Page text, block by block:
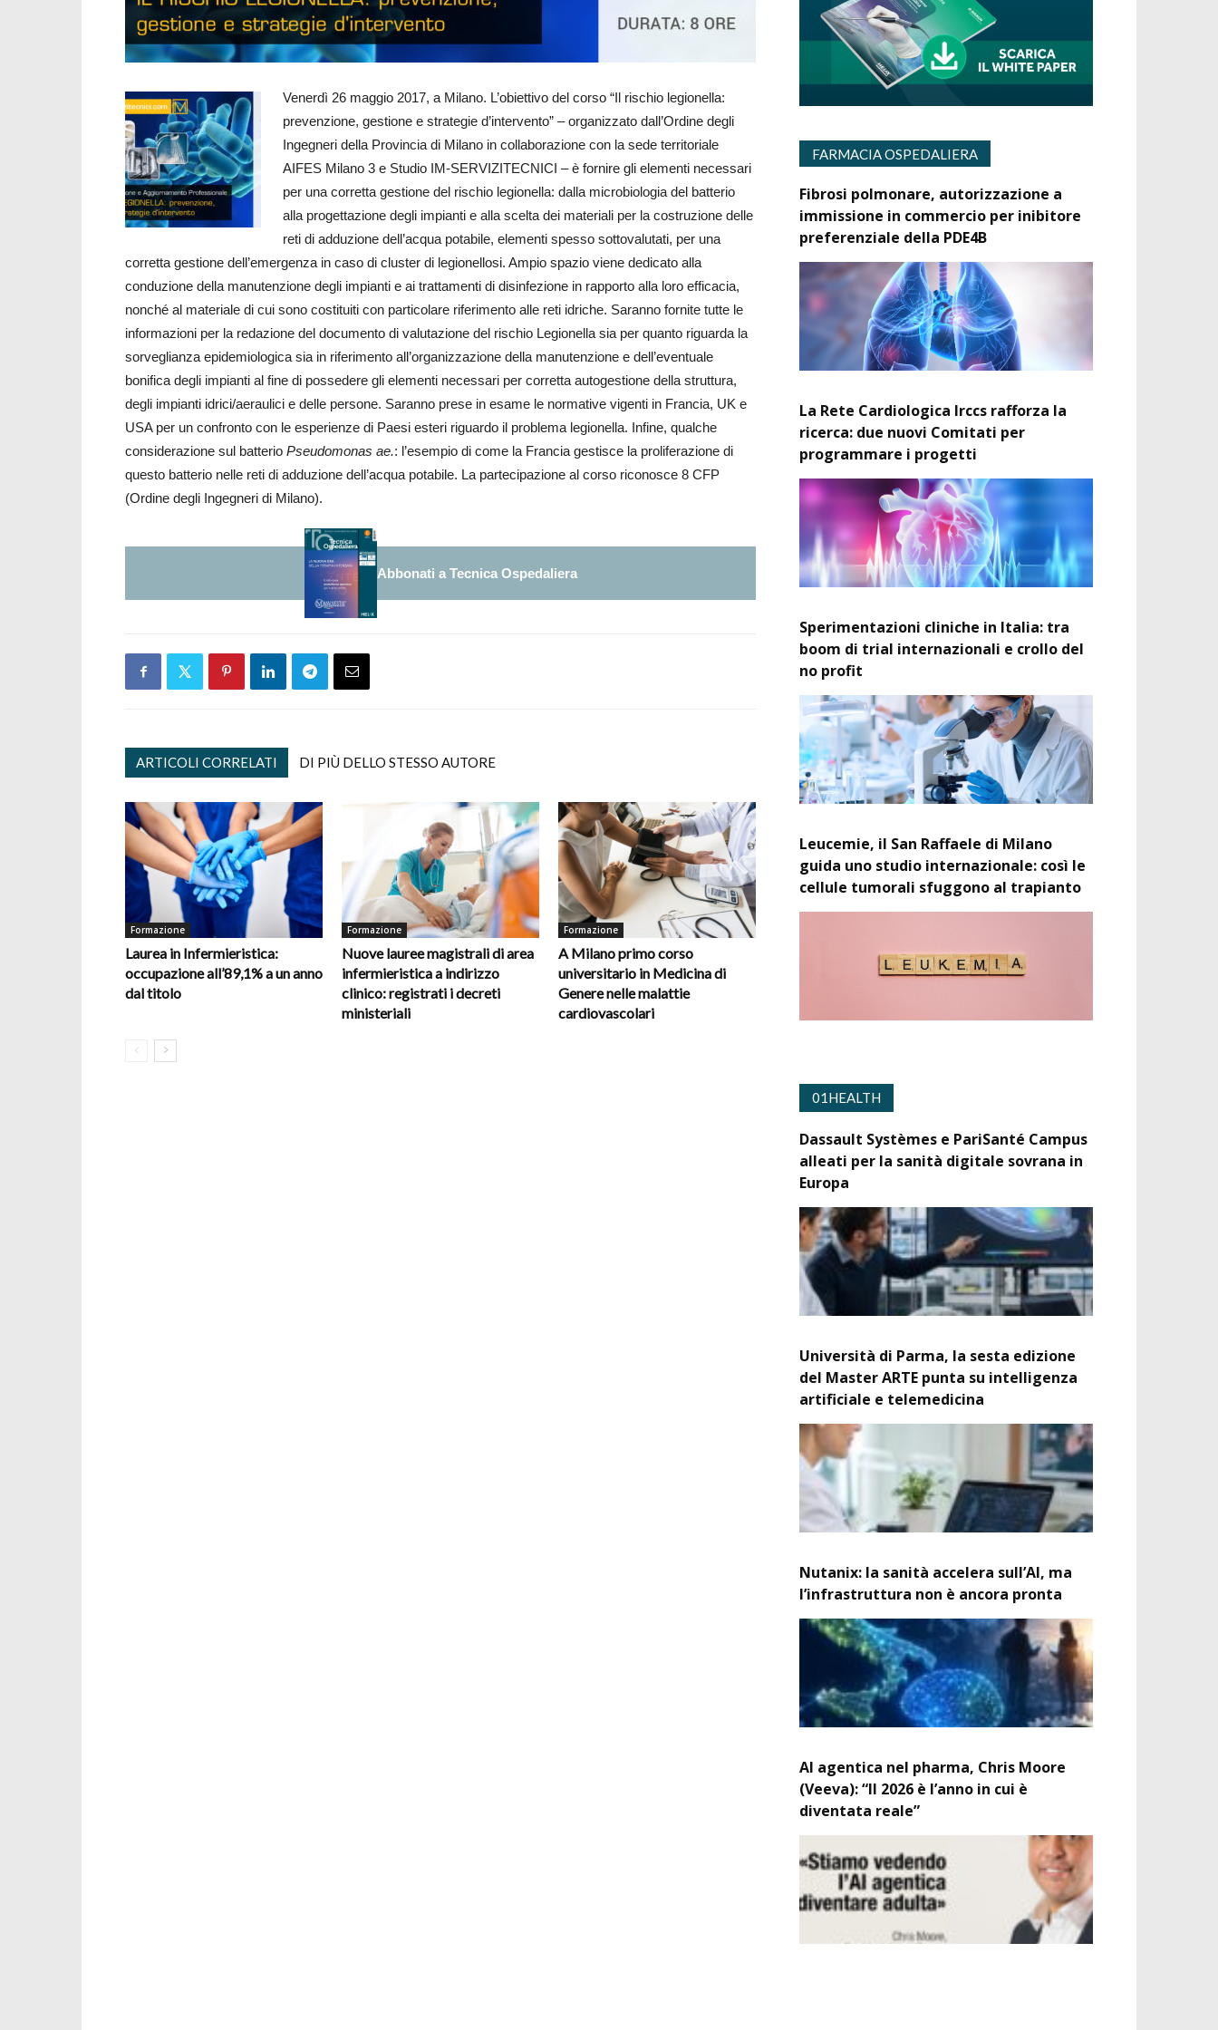
Venerdì 26 maggio 2017, a Milano. L’obiettivo del corso “Il rischio legionella:
prevenzione, gestione e strategie d’intervento” – organizzato dall’Ordine degli
Ingegneri della Provincia di Milano in collaborazione con la sede territoriale
AIFES Milano 3 e Studio IM-SERVIZITECNICI – è fornire gli elementi necessari
per una corretta gestione del rischio legionella: dalla microbiologia del batterio
alla progettazione degli impianti e alla scelta dei materiali per la costruzione delle
reti di adduzione dell’acqua potabile, elementi spesso sottovalutati, per una
corretta gestione dell’emergenza in caso di cluster di legionellosi. Ampio spazio viene dedicato alla
conduzione della manutenzione degli impianti e ai trattamenti di disinfezione in rapporto alla loro efficacia,
nonché al materiale di cui sono costituiti con particolare riferimento alle reti idriche. Saranno fornite tutte le
informazioni per la redazione del documento di valutazione del rischio Legionella sia per quanto riguarda la
sorveglianza epidemiologica sia in riferimento all’organizzazione della manutenzione e dell’eventuale
bonifica degli impianti al fine di possedere gli elementi necessari per corretta autogestione della struttura,
degli impianti idrici/aeraulici e delle persone. Saranno prese in esame le normative vigenti in Francia, UK e
USA per un confronto con le esperienze di Paesi esteri riguardo il problema legionella. Infine, qualche
considerazione sul batterio Pseudomonas ae.: l’esempio di come la Francia gestisce la proliferazione di
questo batterio nelle reti di adduzione dell’acqua potabile. La partecipazione al corso riconosce 8 CFP
(Ordine degli Ingegneri di Milano).
Abbonati a Tecnica Ospedaliera
ARTICOLI CORRELATI DI PIÙ DELLO STESSO AUTORE
Formazione
Laurea in Infermieristica:
occupazione all’89,1% a un anno
dal titolo
Formazione
Nuove lauree magistrali di area
infermieristica a indirizzo
clinico: registrati i decreti
ministeriali
Formazione
A Milano primo corso
universitario in Medicina di
Genere nelle malattie
cardiovascolari
FARMACIA OSPEDALIERA
Fibrosi polmonare, autorizzazione a
immissione in commercio per inibitore
preferenziale della PDE4B
La Rete Cardiologica Irccs rafforza la
ricerca: due nuovi Comitati per
programmare i progetti
Sperimentazioni cliniche in Italia: tra
boom di trial internazionali e crollo del
no profit
Leucemie, il San Raffaele di Milano
guida uno studio internazionale: così le
cellule tumorali sfuggono al trapianto
01HEALTH
Dassault Systèmes e PariSanté Campus
alleati per la sanità digitale sovrana in
Europa
Università di Parma, la sesta edizione
del Master ARTE punta su intelligenza
artificiale e telemedicina
Nutanix: la sanità accelera sull’AI, ma
l’infrastruttura non è ancora pronta
AI agentica nel pharma, Chris Moore
(Veeva): “Il 2026 è l’anno in cui è
diventata reale”